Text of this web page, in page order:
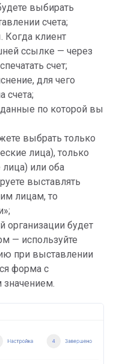
выбирать
счета;
Когда клиент
ссылке — через
счет;
для чего
счета;
по которой вы
выбрать только
лица), только
или оба
выставлять
лицам, то
организации будет
— используйте
при выставлении
форма с